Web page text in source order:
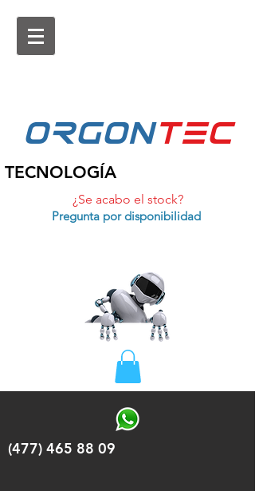
ORGONtEc
TECNOLOGÍA
¿Se acabo el stock?
Pregunta por disponibilidad
(477) 465 88 09